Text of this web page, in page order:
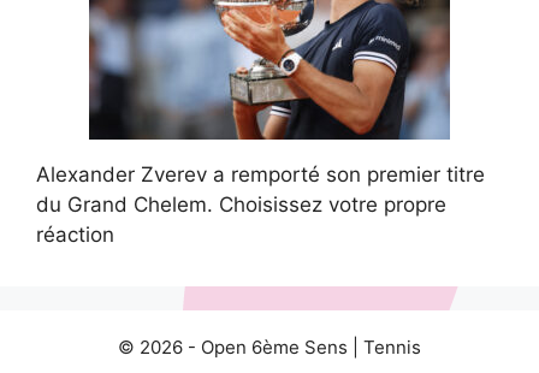
Alexander Zverev a remporté son premier titre
du Grand Chelem. Choisissez votre propre
réaction
© 2026 - Open 6ème Sens Tennis